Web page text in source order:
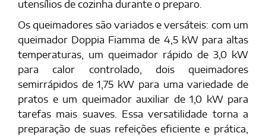
utensílios de cozinha durante o preparo.
Os queimadores são variados e versáteis: com um
queimador Doppia Fiamma de 4,5 kW para altas
temperaturas, um queimador rápido de 3,0 kW
para calor controlado, dois queimadores
semirrápidos de 1,75 kW para uma variedade de
pratos e um queimador auxiliar de 1,0 kW para
tarefas mais suaves. Essa versatilidade torna a
preparação de suas refeições eficiente e prática,